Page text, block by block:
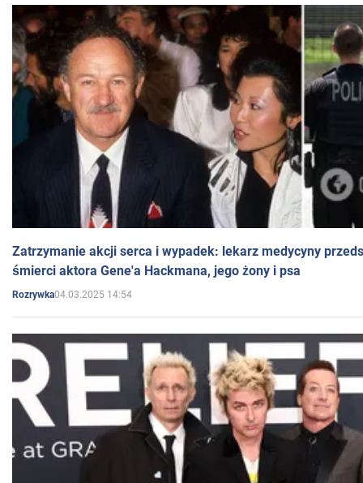
Zatrzymanie akcji serca i wypadek: lekarz medycyny
śmierci aktora Gene'a Hackmana, jego żony i psa
Rozrywka04.03.2025 14:54